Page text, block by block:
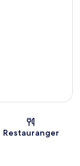
Restauranger